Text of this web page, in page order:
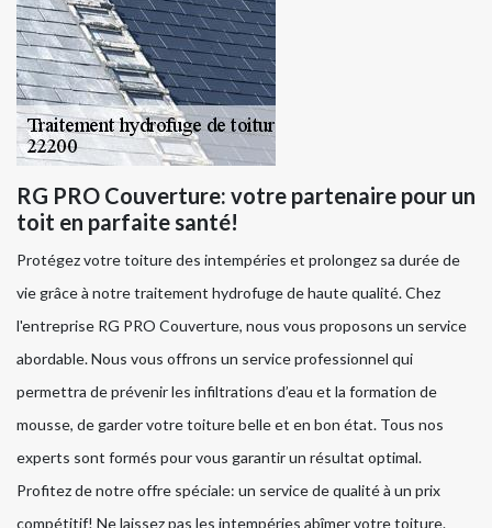
RG PRO Couverture: votre partenaire pour un
toit en parfaite santé!
Protégez votre toiture des intempéries et prolongez sa durée de
vie grâce à notre traitement hydrofuge de haute qualité. Chez
l'entreprise RG PRO Couverture, nous vous proposons un service
abordable. Nous vous offrons un service professionnel qui
permettra de prévenir les infiltrations d’eau et la formation de
mousse, de garder votre toiture belle et en bon état. Tous nos
experts sont formés pour vous garantir un résultat optimal.
Profitez de notre offre spéciale: un service de qualité à un prix
compétitif! Ne laissez pas les intempéries abîmer votre toiture.